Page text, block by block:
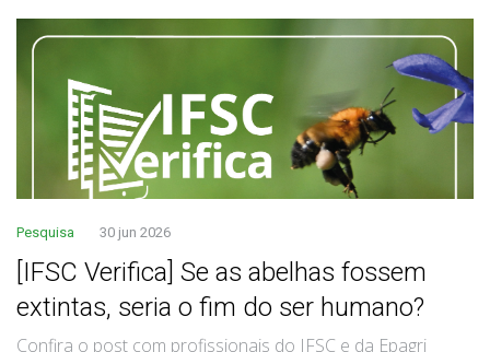
Pesquisa 30 jun 2026
[IFSC Verifica] Se as abelhas fossem
extintas, seria o fim do ser humano?
Confira o post com profissionais do IFSC e da Epagri